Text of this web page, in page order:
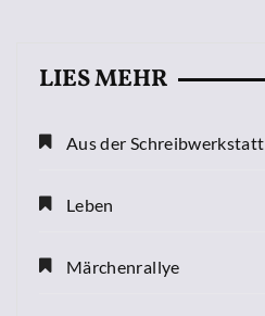
LIES MEHR
Aus der Schreibwerkstatt
Leben
Märchenrallye